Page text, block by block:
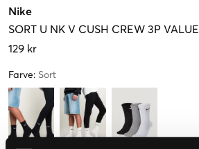
Nike
SORT U NK V CUSH CREW 3P VALUE
129 kr
Farve: Sort